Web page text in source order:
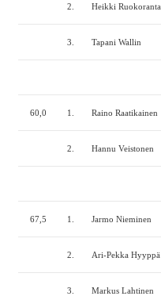
2. Heikki Ruokoranta
3. Tapani Wallin
60,0 1. Raino Raatikainen
2. Hannu Veistonen
67,5 1. Jarmo Nieminen
2. Ari-Pekka Hyyppä
3. Markus Lahtinen